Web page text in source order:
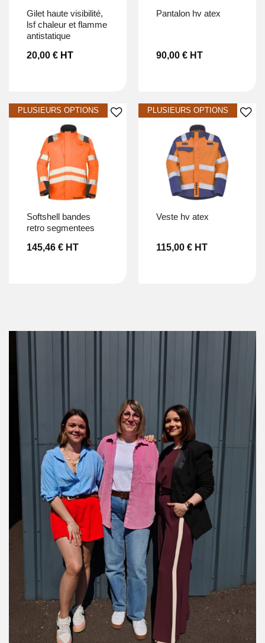
gilet haute visibilité,
lsf chaleur et flamme
antistatique
20,00 €HT
pantalon hv atex
90,00 €HT
Ajouter à la liste d’envies
softshell bandes
retro segmentees
145,46 €HT
Ajouter à la liste d’envies
veste hv atex
115,00 €HT